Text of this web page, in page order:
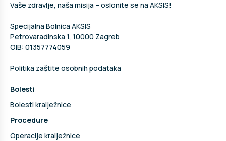
Vaše zdravlje, naša misija – oslonite se na AKSIS!
Specijalna Bolnica AKSIS
Petrovaradinska 1, 10000 Zagreb
OIB: 01357774059
Politika zaštite osobnih podataka
Bolesti
Bolesti kralježnice
Procedure
Operacije kralježnice